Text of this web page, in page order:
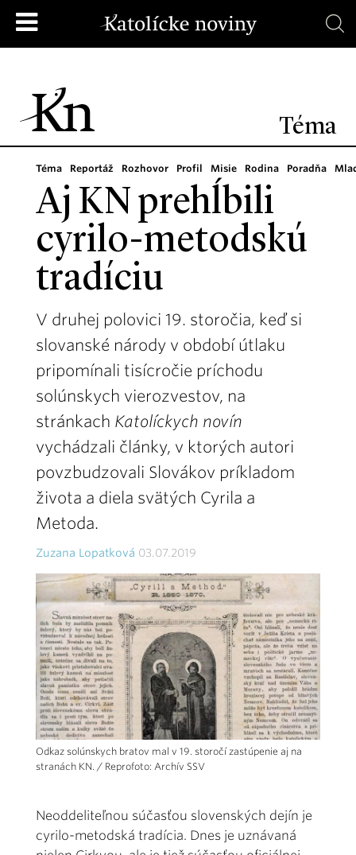
Téma
Téma Reportáž Rozhovor Profil Misie Rodina Poradňa
Aj KN prehĺbili
cyrilo-metodskú
tradíciu
V druhej polovici 19. storočia, keď si
slovanské národy v období útlaku
pripomínali tisícročie príchodu
solúnskych vierozvestov, na
stránkach Katolíckych novín
vychádzali články, v ktorých autori
povzbudzovali Slovákov príkladom
života a diela svätých Cyrila a
Metoda.
Zuzana Lopatková 03.07.2019
Odkaz solúnskych bratov mal v 19. storočí zastúpenie aj na
stranách KN. / Reprofoto: Archív SSV
Neoddeliteľnou súčasťou slovenských dejín je
cyrilo-metodská tradícia. Dnes je uznávaná